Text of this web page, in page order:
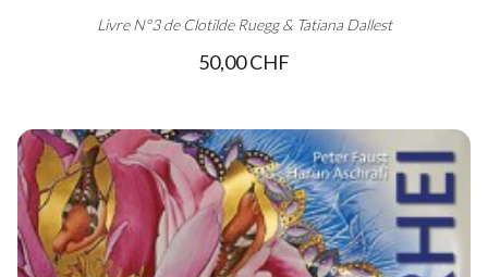
Livre N°3 de Clotilde Ruegg & Tatiana Dallest
50,00 CHF